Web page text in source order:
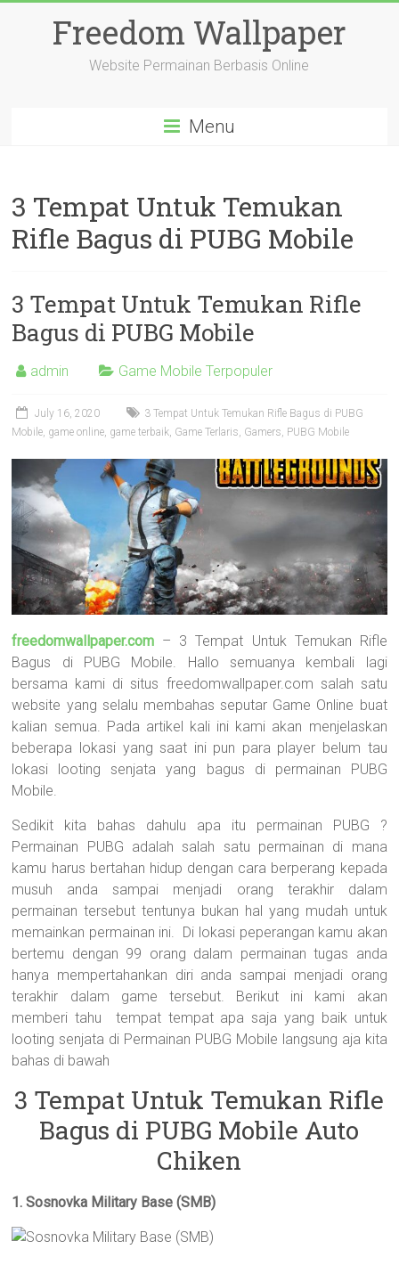
Freedom Wallpaper
Website Permainan Berbasis Online
Menu
3 Tempat Untuk Temukan
Rifle Bagus di PUBG Mobile
3 Tempat Untuk Temukan Rifle
Bagus di PUBG Mobile
admin Game Mobile Terpopuler
July 16, 2020
3 Tempat Untuk Temukan Rifle Bagus di PUBG
Mobile, game online, game terbaik, Game Terlaris, Gamers, PUBG Mobile
freedomwallpaper.com – 3 Tempat Untuk Temukan Rifle
Bagus di PUBG Mobile. Hallo semuanya kembali lagi
bersama kami di situs freedomwallpaper.com salah satu
website yang selalu membahas seputar Game Online buat
kalian semua. Pada artikel kali ini kami akan menjelaskan
beberapa lokasi yang saat ini pun para player belum tau
lokasi looting senjata yang bagus di permainan PUBG
Mobile.
Sedikit kita bahas dahulu apa itu permainan PUBG ?
Permainan PUBG adalah salah satu permainan di mana
kamu harus bertahan hidup dengan cara berperang kepada
musuh anda sampai menjadi orang terakhir dalam
permainan tersebut tentunya bukan hal yang mudah untuk
memainkan permainan ini. Di lokasi peperangan kamu akan
bertemu dengan 99 orang dalam permainan tugas anda
hanya mempertahankan diri anda sampai menjadi orang
terakhir dalam game tersebut. Berikut ini kami akan
memberi tahu tempat tempat apa saja yang baik untuk
looting senjata di Permainan PUBG Mobile langsung aja kita
bahas di bawah
3 Tempat Untuk Temukan Rifle
Bagus di PUBG Mobile Auto
Chiken
1. Sosnovka Military Base (SMB)